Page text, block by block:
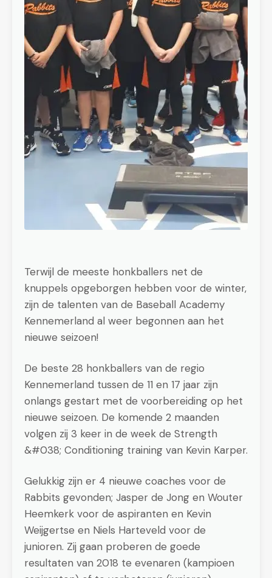
Terwijl de meeste honkballers net de
knuppels opgeborgen hebben voor de winter,
zijn de talenten van de Baseball Academy
Kennemerland al weer begonnen aan het
nieuwe seizoen!
De beste 28 honkballers van de regio
Kennemerland tussen de 11 en 17 jaar zijn
onlangs gestart met de voorbereiding op het
nieuwe seizoen. De komende 2 maanden
volgen zij 3 keer in de week de Strength
&#038; Conditioning training van Kevin Karper.
Gelukkig zijn er 4 nieuwe coaches voor de
Rabbits gevonden; Jasper de Jong en Wouter
Heemkerk voor de aspiranten en Kevin
Weijgertse en Niels Harteveld voor de
junioren. Zij gaan proberen de goede
resultaten van 2018 te evenaren (kampioen